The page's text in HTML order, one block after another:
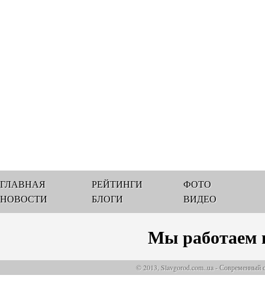
ГЛАВНАЯ
НОВОСТИ
РЕЙТИНГИ
БЛОГИ
ФОТО
ВИДЕО
Мы работаем
© 2013, Slavgorod.com..ua - Современный